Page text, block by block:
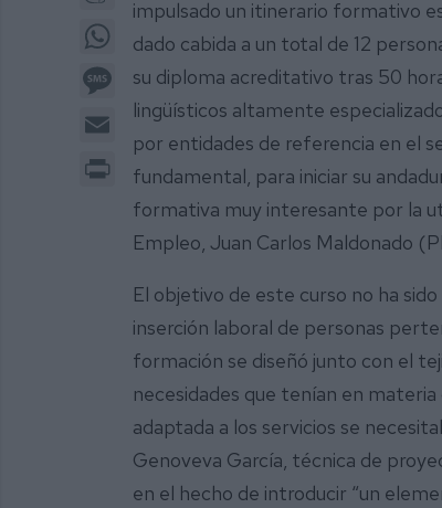
WhatsApp
Message
Email
Print
impulsado un itinerario formativo
dado cabida a un total de 12
su diploma acreditativo tras 50
lingüísticos altamente
por entidades de referencia en el
fundamental, para iniciar su
formativa muy interesante por la
Empleo, Juan Carlos Maldonado
El objetivo de este curso no ha
inserción laboral de personas
formación se diseñó junto con el
necesidades que tenían en
adaptada a los servicios se
Genoveva García, técnica de
en el hecho de introducir “un